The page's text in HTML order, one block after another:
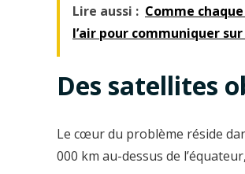
Lire aussi : Comme
l’air pour communiquer
Des satellites
Le cœur du problème réside
000 km au-dessus de l’équateur,